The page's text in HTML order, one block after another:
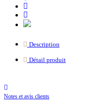
Description
Détail produit
Notes et avis clients